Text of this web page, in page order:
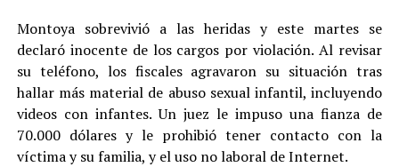
Montoya sobrevivió a las heridas y este martes se
declaró inocente de los cargos por violación. Al revisar
su teléfono, los fiscales agravaron su situación tras
hallar más material de abuso sexual infantil, incluyendo
videos con infantes. Un juez le impuso una fianza de
70.000 dólares y le prohibió tener contacto con la
víctima y su familia, y el uso no laboral de Internet.